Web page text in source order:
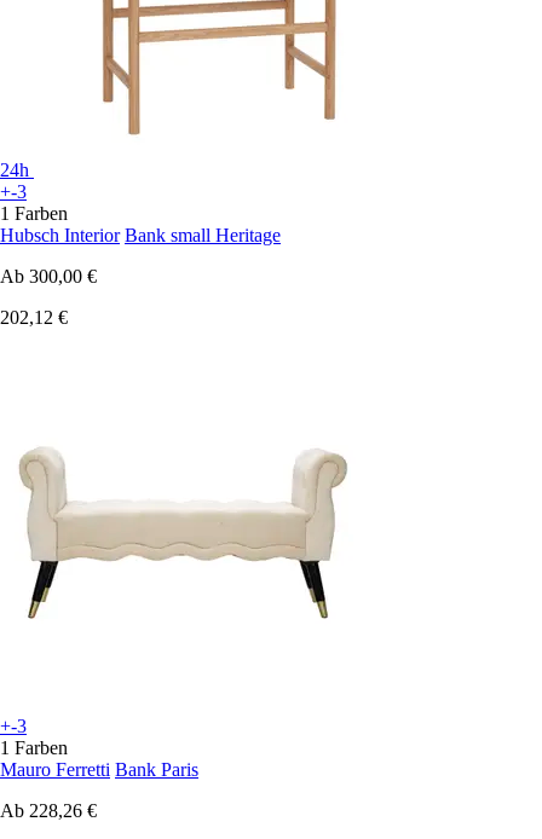
24h
+-3
1 Farben
Hubsch Interior Bank small Heritage
Ab 300,00 €
202,12 €
+-3
1 Farben
Mauro Ferretti Bank Paris
Ab 228,26 €